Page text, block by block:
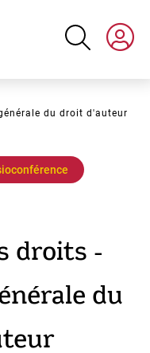
du droit d'auteur
droits -
du